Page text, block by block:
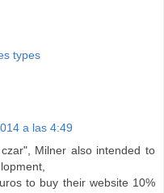
types
a las 4:49
Milner also intended to
to buy their website 10%